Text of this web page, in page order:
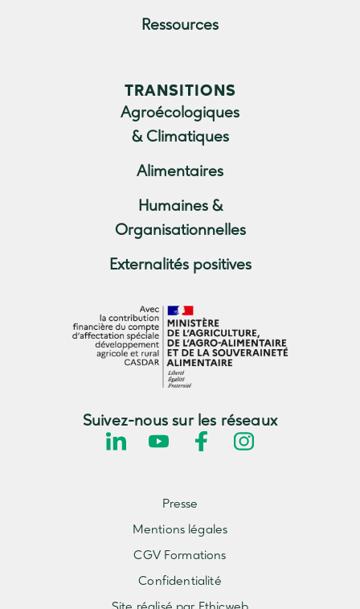
Ressources
TRANSITIONS
Agroécologiques
& Climatiques
Alimentaires
Humaines &
Organisationnelles
Externalités positives
Suivez-nous sur les réseaux
Presse
Mentions légales
CGV Formations
Confidentialité